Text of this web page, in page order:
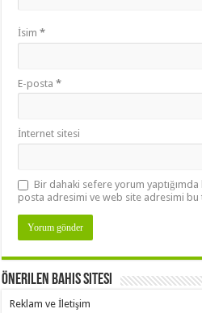
İsim*
E-posta*
İnternet sitesi
Bir dahaki sefere yorum yaptığımda
posta adresimi ve web site adresimi bu
Önerilen Bahis Sitesi
Reklam ve İletişim